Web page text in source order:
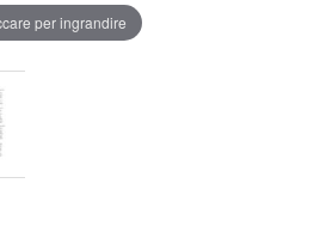
per ingrandire